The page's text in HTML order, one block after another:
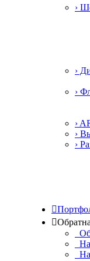
›
›
›
›
›
›

